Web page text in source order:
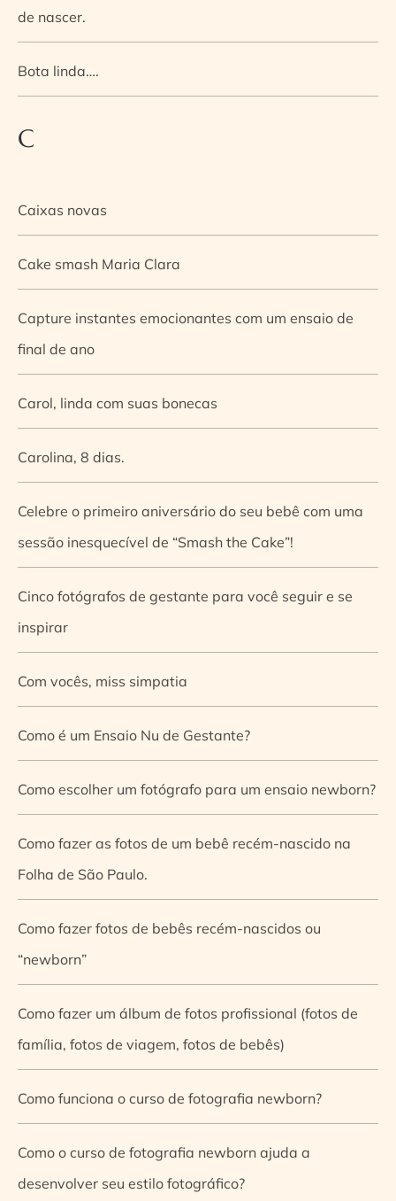
de nascer.
Bota linda….
C
Caixas novas
Cake smash Maria Clara
Capture instantes emocionantes com um ensaio de
final de ano
Carol, linda com suas bonecas
Carolina, 8 dias.
Celebre o primeiro aniversário do seu bebê com uma
sessão inesquecível de “Smash the Cake”!
Cinco fotógrafos de gestante para você seguir e se
inspirar
Com vocês, miss simpatia
Como é um Ensaio Nu de Gestante?
Como escolher um fotógrafo para um ensaio newborn?
Como fazer as fotos de um bebê recém-nascido na
Folha de São Paulo.
Como fazer fotos de bebês recém-nascidos ou
“newborn”
Como fazer um álbum de fotos profissional (fotos de
família, fotos de viagem, fotos de bebês)
Como funciona o curso de fotografia newborn?
Como o curso de fotografia newborn ajuda a
desenvolver seu estilo fotográfico?